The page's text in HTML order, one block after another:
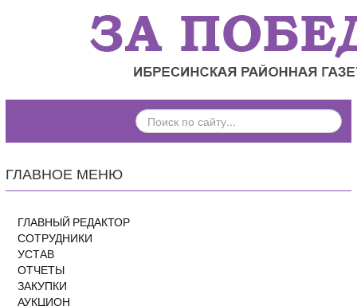
ПОИСК
ПО
ГЛАВНОЕ МЕНЮ
ГЛАВНЫЙ РЕДАКТОР
СОТРУДНИКИ
УСТАВ
ОТЧЕТЫ
ЗАКУПКИ
АУКЦИОН